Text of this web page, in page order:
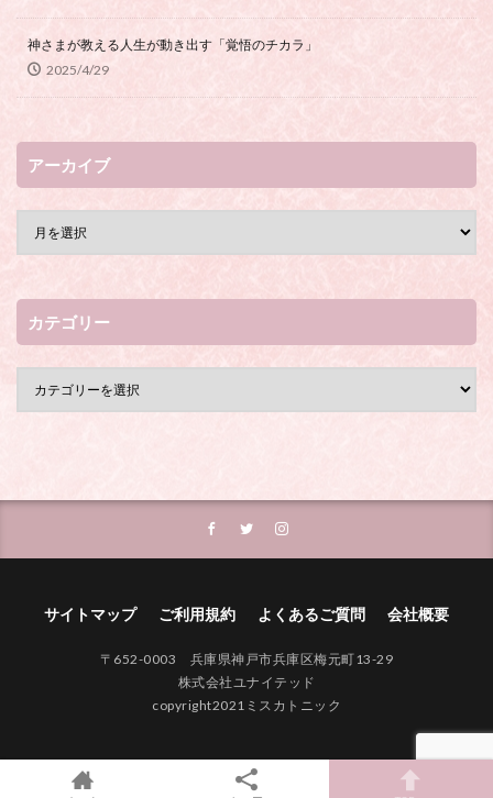
神さまが教える人生が動き出す「覚悟のチカラ」
2025/4/29
アーカイブ
カテゴリー
サイトマップ ご利用規約 よくあるご質問 会社概要
〒652-0003 兵庫県神戸市兵庫区梅元町13-29
株式会社ユナイテッド
copyright2021ミスカトニック